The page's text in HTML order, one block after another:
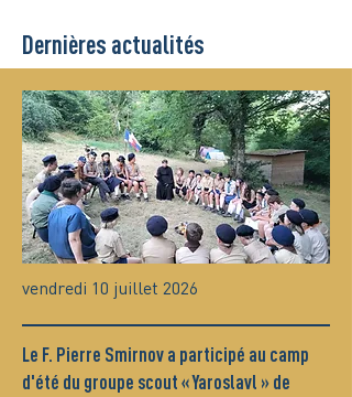
Dernières actualités
vendredi 10 juillet 2026
Le F. Pierre Smirnov a participé au camp
d'été du groupe scout « Yaroslavl » de